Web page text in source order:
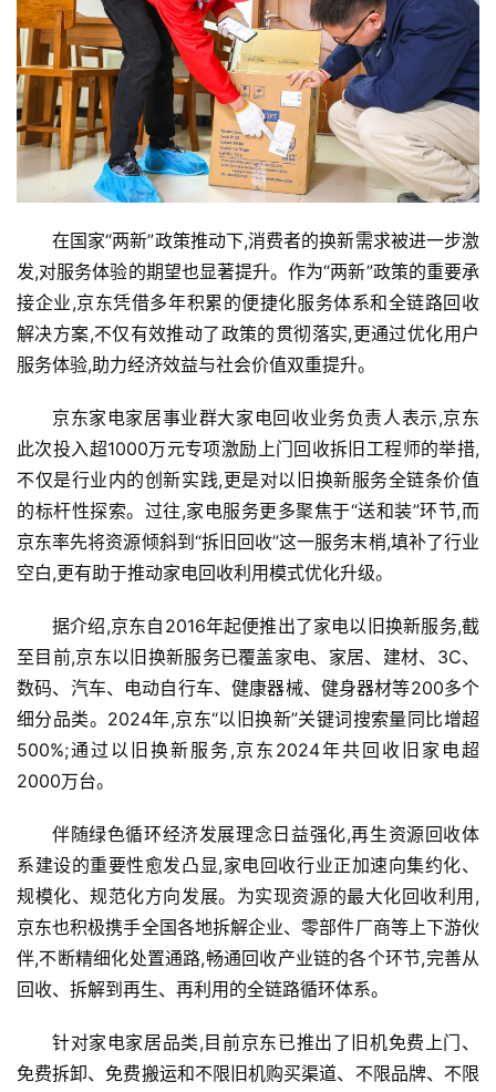
首
资
讯
商
业
费
在国家“两新”政策推动下,消费者的换新需求被进一步激
发,对服务体验的期望也显著提升。作为“两新”政策的重要承
接企业,京东凭借多年积累的便捷化服务体系和全链路回收
解决方案,不仅有效推动了政策的贯彻落实,更通过优化用户
服务体验,助力经济效益与社会价值双重提升。
京东家电家居事业群大家电回收业务负责人表示,京东
此次投入超1000万元专项激励上门回收拆旧工程师的举措,
不仅是行业内的创新实践,更是对以旧换新服务全链条价值
的标杆性探索。过往,家电服务更多聚焦于“送和装”环节,而
京东率先将资源倾斜到“拆旧回收”这一服务末梢,填补了行业
空白,更有助于推动家电回收利用模式优化升级。
据介绍,京东自2016年起便推出了家电以旧换新服务,截
至目前,京东以旧换新服务已覆盖家电、家居、建材、3C、
数码、汽车、电动自行车、健康器械、健身器材等200多个
细分品类。2024年,京东“以旧换新”关键词搜索量同比增超
500%;通过以旧换新服务,京东2024年共回收旧家电超
2000万台。
伴随绿色循环经济发展理念日益强化,再生资源回收体
系建设的重要性愈发凸显,家电回收行业正加速向集约化、
规模化、规范化方向发展。为实现资源的最大化回收利用,
京东也积极携手全国各地拆解企业、零部件厂商等上下游伙
伴,不断精细化处置通路,畅通回收产业链的各个环节,完善从
回收、拆解到再生、再利用的全链路循环体系。
针对家电家居品类,目前京东已推出了旧机免费上门、
免费拆卸、免费搬运和不限旧机购买渠道、不限品牌、不限